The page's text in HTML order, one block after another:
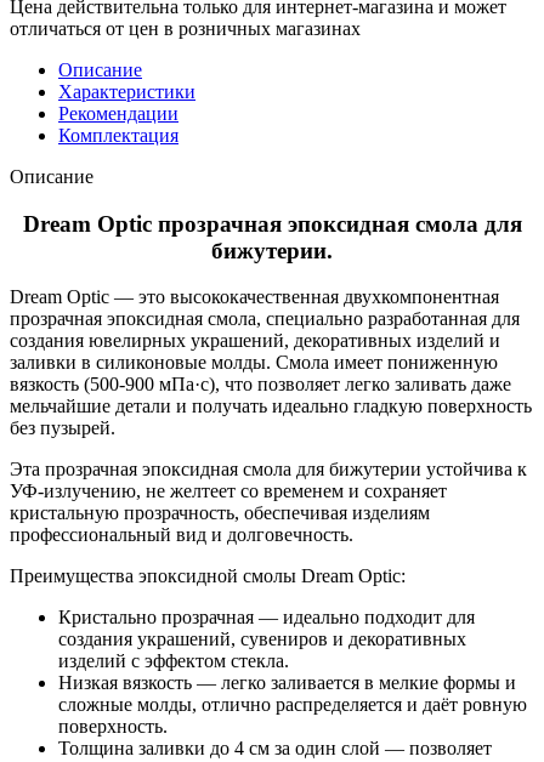
Цена действительна только для интернет-магазина и может
отличаться от цен в розничных магазинах
Описание
Характеристики
Рекомендации
Комплектация
Описание
Dream Optic прозрачная эпоксидная смола для
бижутерии.
Dream Optic — это высококачественная двухкомпонентная
прозрачная эпоксидная смола, специально разработанная для
создания ювелирных украшений, декоративных изделий и
заливки в силиконовые молды. Смола имеет пониженную
вязкость (500-900 мПа·с), что позволяет легко заливать даже
мельчайшие детали и получать идеально гладкую поверхность
без пузырей.
Эта прозрачная эпоксидная смола для бижутерии устойчива к
УФ-излучению, не желтеет со временем и сохраняет
кристальную прозрачность, обеспечивая изделиям
профессиональный вид и долговечность.
Преимущества эпоксидной смолы Dream Optic:
Кристально прозрачная — идеально подходит для
создания украшений, сувениров и декоративных
изделий с эффектом стекла.
Низкая вязкость — легко заливается в мелкие формы и
сложные молды, отлично распределяется и даёт ровную
поверхность.
Толщина заливки до 4 см за один слой — позволяет